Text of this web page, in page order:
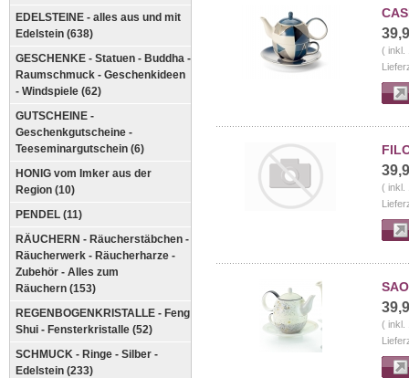
EDELSTEINE - alles aus und mit
Edelstein (638)
GESCHENKE - Statuen - Buddha -
Raumschmuck - Geschenkideen
- Windspiele (62)
GUTSCHEINE -
Geschenkgutscheine -
Teeseminargutschein (6)
HONIG vom Imker aus der
Region (10)
PENDEL (11)
RÄUCHERN - Räucherstäbchen -
Räucherwerk - Räucherharze -
Zubehör - Alles zum
Räuchern (153)
REGENBOGENKRISTALLE - Feng
Shui - Fensterkristalle (52)
SCHMUCK - Ringe - Silber -
Edelstein (233)
( inkl.
( inkl.
( inkl.